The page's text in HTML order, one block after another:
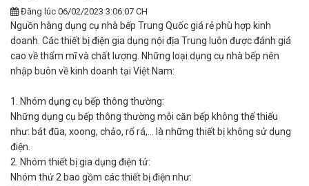
Đăng lúc 06/02/2023 3:06:07 CH
Nguồn hàng dụng cụ nhà bếp Trung Quốc giá rẻ phù hợp kinh
doanh. Các thiết bị điện gia dụng nội địa Trung luôn được đánh giá
cao về thẩm mĩ và chất lượng. Những loại dụng cụ nhà bếp nên
nhập buôn về kinh doanh tại Việt Nam:
1. Nhóm dụng cụ bếp thông thường:
Những dụng cụ bếp thông thường mỗi căn bếp không thể thiếu
như: bát đũa, xoong, chảo, rổ rá,… là những thiết bị không sử dụng
điện.
2. Nhóm thiết bị gia dụng điện tử:
Nhóm thứ 2 bao gồm các thiết bị điện như: